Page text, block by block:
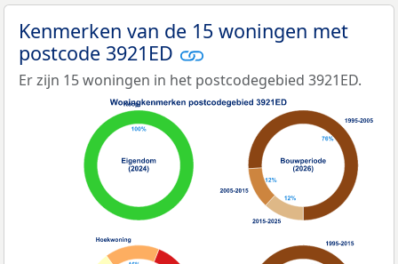
Kenmerken van de 15 woningen met
postcode 3921ED
Er zijn 15 woningen in het postcodegebied 3921ED.